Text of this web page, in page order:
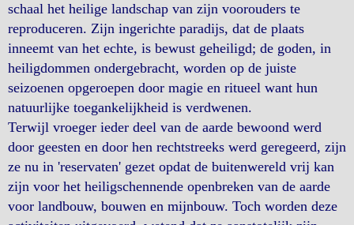
schaal het heilige landschap van zijn voorouders te
reproduceren. Zijn ingerichte paradijs, dat de plaats
inneemt van het echte, is bewust geheiligd; de goden, in
heiligdommen ondergebracht, worden op de juiste
seizoenen opgeroepen door magie en ritueel want hun
natuurlijke toegankelijkheid is verdwenen.
Terwijl vroeger ieder deel van de aarde bewoond werd
door geesten en door hen rechtstreeks werd geregeerd, zijn
ze nu in 'reservaten' gezet opdat de buitenwereld vrij kan
zijn voor het heiligschennende openbreken van de aarde
voor landbouw, bouwen en mijnbouw. Toch worden deze